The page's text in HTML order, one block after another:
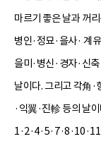
마르기 좋은 날과 꺼
병인·정묘·을사· 계
을미·병신·경자·신
날이다. 그리고 각角
·익翼·진軫 등의 날